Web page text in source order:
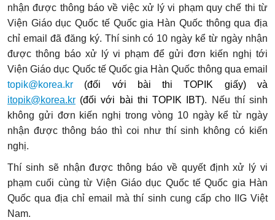
nhận được thông báo về việc xử lý vi phạm quy chế thi từ
Viện Giáo dục Quốc tế Quốc gia Hàn Quốc thông qua địa
chỉ email đã đăng ký. Thí sinh có 10 ngày kể từ ngày nhận
được thông báo xử lý vi phạm để gửi đơn kiến nghị tới
Viện Giáo dục Quốc tế Quốc gia Hàn Quốc thông qua email
topik@korea.kr (đối với bài thi TOPIK giấy) và
itopik@korea.kr (đối với bài thi TOPIK IBT). Nếu thí sinh
không gửi đơn kiến nghị trong vòng 10 ngày kể từ ngày
nhận được thông báo thì coi như thí sinh không có kiến
nghị.
Thí sinh sẽ nhận được thông báo về quyết định xử lý vi
phạm cuối cùng từ Viện Giáo dục Quốc tế Quốc gia Hàn
Quốc qua địa chỉ email mà thí sinh cung cấp cho IIG Việt
Nam.